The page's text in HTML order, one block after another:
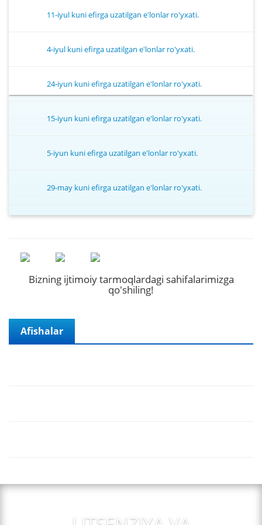
11-iyul kuni efirga uzatilgan e'lonlar ro'yxati.
4-iyul kuni efirga uzatilgan e'lonlar ro'yxati.
24-iyun kuni efirga uzatilgan e'lonlar ro'yxati.
15-iyun kuni efirga uzatilgan e'lonlar ro'yxati.
5-iyun kuni efirga uzatilgan e'lonlar ro'yxati.
29-may kuni efirga uzatilgan e'lonlar ro'yxati.
11-may kuni efirga uzatilgan e'lonlar ro'yxati.
7-may kuni efirga uzatilgan e'lonlar ro'yxati.
2-may kuni efirga uzatilgan e'lonlar ro'yxati.
Bizning ijtimoiy tarmoqlardagi sahifalarimizga
qo'shiling!
Afishalar